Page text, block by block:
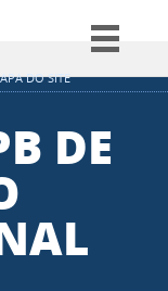
DO SITE
à informação
Canais
DE